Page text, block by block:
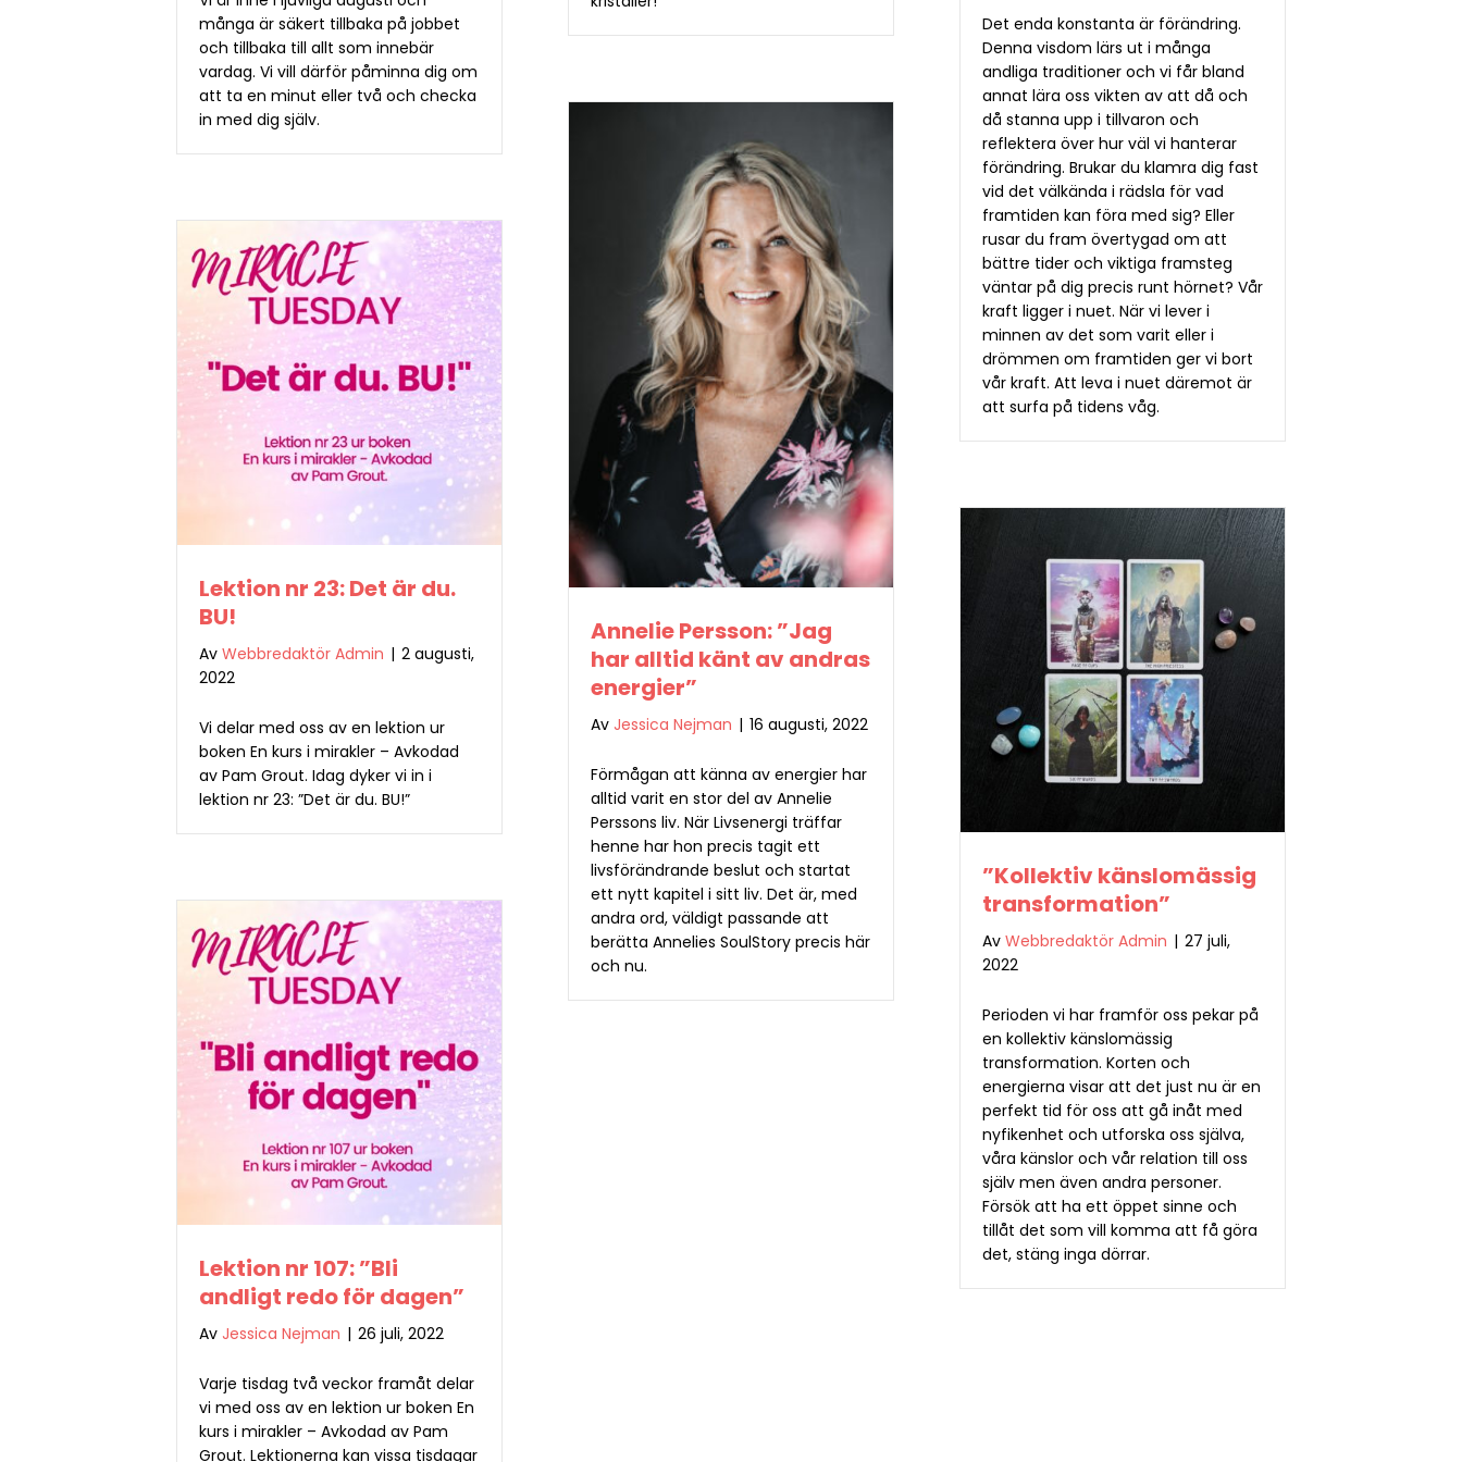
Det enda konstanta är förändring.
Denna visdom lärs ut i många
andliga traditioner och vi får bland
annat lära oss vikten av att då och
då stanna upp i tillvaron och
reflektera över hur väl vi hanterar
förändring. Brukar du klamra dig fast
vid det välkända i rädsla för vad
framtiden kan föra med sig? Eller
rusar du fram övertygad om att
bättre tider och viktiga framsteg
väntar på dig precis runt hörnet? Vår
kraft ligger i nuet. När vi lever i
minnen av det som varit eller i
drömmen om framtiden ger vi bort
vår kraft. Att leva i nuet däremot är
att surfa på tidens våg.
många är säkert tillbaka på jobbet
och tillbaka till allt som innebär
vardag. Vi vill därför påminna dig om
att ta en minut eller två och checka
in med dig själv.
Annelie Persson: ”Jag
har alltid känt av andras
energier”
Av Jessica Nejman | 16 augusti, 2022
Förmågan att känna av energier har
alltid varit en stor del av Annelie
Perssons liv. När Livsenergi träffar
henne har hon precis tagit ett
livsförändrande beslut och startat
ett nytt kapitel i sitt liv. Det är, med
andra ord, väldigt passande att
berätta Annelies SoulStory precis här
och nu.
Lektion nr 23: Det är du.
BU!
Av Webbredaktör Admin | 2 augusti,
2022
Vi delar med oss av en lektion ur
boken En kurs i mirakler – Avkodad
av Pam Grout. Idag dyker vi in i
lektion nr 23: ”Det är du. BU!”
”Kollektiv känslomässig
transformation”
Av Webbredaktör Admin | 27 juli,
2022
Perioden vi har framför oss pekar på
en kollektiv känslomässig
transformation. Korten och
energierna visar att det just nu är en
perfekt tid för oss att gå inåt med
nyfikenhet och utforska oss själva,
våra känslor och vår relation till oss
själv men även andra personer.
Försök att ha ett öppet sinne och
tillåt det som vill komma att få göra
det, stäng inga dörrar.
Lektion nr 107: ”Bli
andligt redo för dagen”
Av Jessica Nejman | 26 juli, 2022
Varje tisdag två veckor framåt delar
vi med oss av en lektion ur boken En
kurs i mirakler – Avkodad av Pam
Grout. Lektionerna kan vissa tisdagar